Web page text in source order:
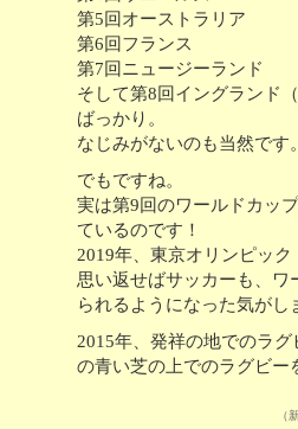
第5回オーストラリア
第6回フランス
第7回ニュージーランド
そして第8回イングランド
ばっかり。
なじみがないのも当然です
でもですね。
実は第9回のワールドカッ
ているのです！
2019年、東京オリンピッ
思い返せばサッカーも、
られるようになった気が
2015年、発祥の地でのラ
の青い芝の上でのラグビー
（